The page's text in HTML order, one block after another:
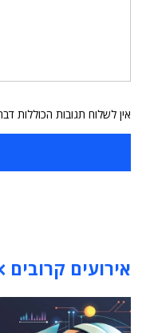
אין לשלוח תגובות הכוללות
אירועים קרובים